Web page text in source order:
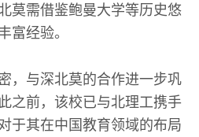
莫需借鉴鲍曼大学等历史悠
富经验。
，与深北莫的合作进一步巩
之前，该校已与北理工携手
于其在中国教育领域的布局